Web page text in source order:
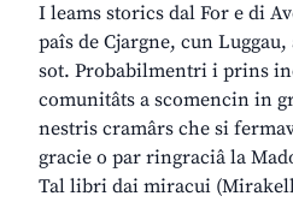
I leams storics dal For e di
paîs de Cjargne, cun
sot. Probabilmentri i prins
comunitâts a scomencin in
nestris cramârs che si
gracie o par ringraciâ la
Tal libri dai miracui